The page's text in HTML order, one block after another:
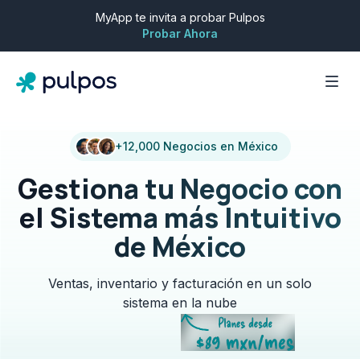
MyApp te invita a probar Pulpos
Probar Ahora
+12,000 Negocios en México
Gestiona tu Negocio con
el Sistema más Intuitivo
de México
Ventas, inventario y facturación en un solo
sistema en la nube